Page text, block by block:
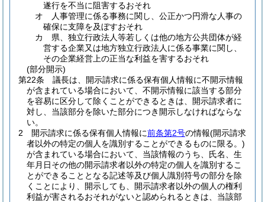
遂行を不当に阻害するおそれ
オ
人事管理に係る事務に関し、公正かつ円滑な人事の
確保に支障を及ぼすおそれ
カ
県、独立行政法人等若しくは他の地方公共団体が経
営する企業又は地方独立行政法人に係る事業に関し、
その企業経営上の正当な利益を害するおそれ
(部分開示)
第22条
議長は、開示請求に係る保有個人情報に不開示情報
が含まれている場合において、不開示情報に該当する部分
を容易に区分して除くことができるときは、開示請求者に
対し、当該部分を除いた部分につき開示しなければならな
い。
2
開示請求に係る保有個人情報に前条第2号の情報(開示請求
者以外の特定の個人を識別することができるものに限る。)
が含まれている場合において、当該情報のうち、氏名、生
年月日その他の開示請求者以外の特定の個人を識別するこ
とができることとなる記述等及び個人識別符号の部分を除
くことにより、開示しても、開示請求者以外の個人の権利
利益が害されるおそれがないと認められるときは、当該部